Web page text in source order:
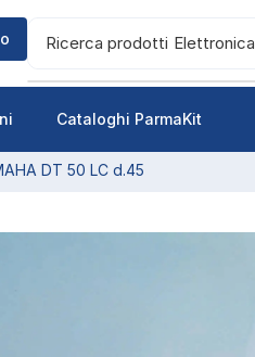
Ricerca prodotti Accensione
Cataloghi ParmaKit
DT 50 LC d.45